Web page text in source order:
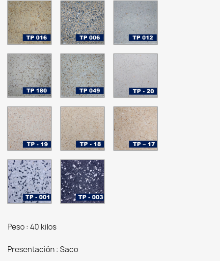
TP-
016
Terrazo
Amarillo
-
Grano
01
TP-
006
Terrazo
Aurora
Grey
-
Grano
01
Terrazo
Menta
-
TP-
180
Terrazo
Crema
Aurora
-
Grano
01
TP-
049
Terrazo
Crema
Canela
-
Grano
01
TP-
19
-
Grano
01
TP-
18
-
Grano
01
-
Grano
01
TP-
001-
Grano
01
TP-
003
-
NEGRO
GALAXIA
Peso : 40 kilos
Presentación : Saco